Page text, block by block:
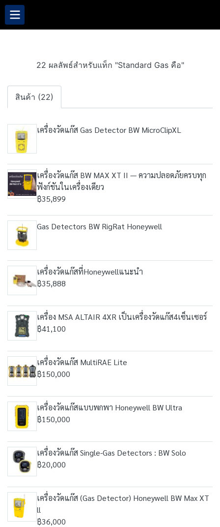
22 ผลลัพธ์สำหรับแท็ก "Standard Gas คือ"
สินค้า (22)
เครื่องวัดแก๊ส Gas Detector BW MicroClipXL
เครื่องวัดแก๊ส BW MAX XT II — ความปลอดภัยครบทุก
ฟังก์ชันในเครื่องเดียว
฿35,899
Gas Detectors BW RigRat Honeywell
เครื่องวัดแก๊สที่Honeywellแนะนำ
฿35,888
เครื่อง MSA ALTAIR 4XR เป็นเครื่องวัดแก๊ส4เซ็นเซอร์
฿41,100
เครื่องวัดแก๊ส MultiRAE Lite
฿150,000
เครื่องวัดแก๊สแบบพกพา Honeywell BW Ultra
฿150,000
เครื่องวัดแก๊ส Single-Gas Detectors : BW Solo
฿20,000
เครื่องวัดแก๊ส (Gas Detector) Honeywell BW Max XT
ll
฿36,000